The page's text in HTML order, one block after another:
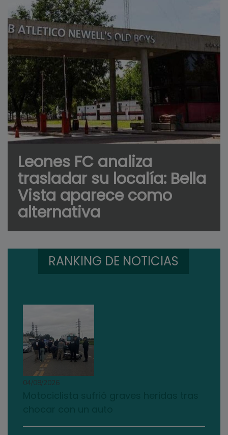
Leones FC analiza
trasladar su localía: Bella
Vista aparece como
alternativa
RANKING DE NOTICIAS
04/08/2026